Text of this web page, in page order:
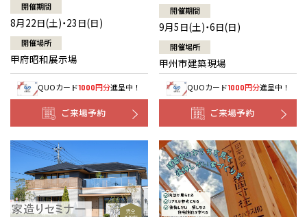
開催期間
8月22日(土)・23日(日)
開催場所
甲府昭和展示場
QUOカード1000円分進呈中！
ご来場予約
開催期間
9月5日(土)・6日(日)
開催場所
甲州市建築現場
QUOカード1000円分進呈中！
ご来場予約